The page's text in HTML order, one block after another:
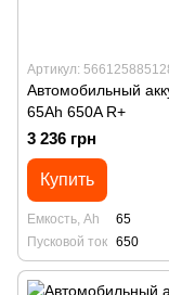
Артикул:
Автомобильный
65Ah 650A R+
3 236 грн
Купить
Емкость, Ah
65
Пусковой ток 650